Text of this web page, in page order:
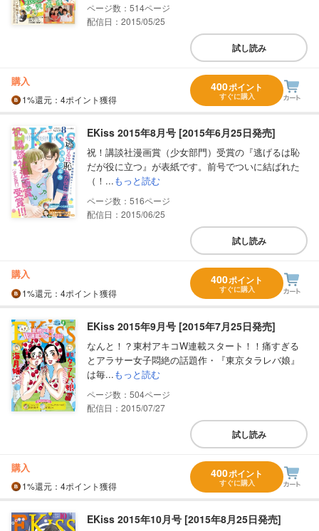
514
配信日：2015/05/25
試し読み
購入
1%還元 ：4ポイント獲得
400ポイント
すぐに購入
EKiss 2015年8月号 [2015年6月25日発売]
祝！講談社漫画賞（少女部門）受賞の『逃げるは恥
だが役に立つ』が表紙です。前号でついに結ばれた
（！...もっと読む
516
配信日：2015/06/25
試し読み
購入
1%還元 ：4ポイント獲得
400ポイント
すぐに購入
EKiss 2015年9月号 [2015年7月25日発売]
なんと！？東村アキコW連載スタート！！痛すぎる
とアラサー女子悶絶の話題作・『東京タラレバ娘』
は毎...もっと読む
504
配信日：2015/07/27
試し読み
購入
1%還元 ：4ポイント獲得
400ポイント
すぐに購入
EKiss 2015年10月号 [2015年8月25日発売]